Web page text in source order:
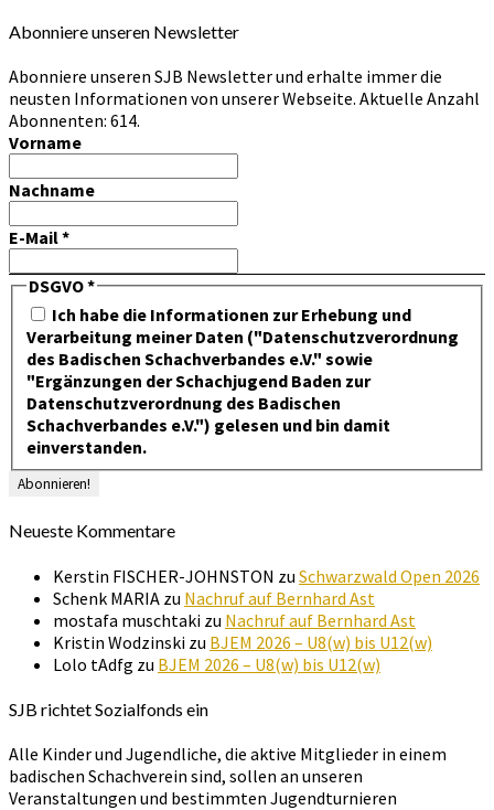
Abonniere unseren Newsletter
Abonniere unseren SJB Newsletter und erhalte immer die
neusten Informationen von unserer Webseite. Aktuelle Anzahl
Abonnenten: 614.
Vorname
Nachname
E-Mail*
DSGVO*
Ich habe die Informationen zur Erhebung und
Verarbeitung meiner Daten ("Datenschutzverordnung
des Badischen Schachverbandes e.V." sowie
"Ergänzungen der Schachjugend Baden zur
Datenschutzverordnung des Badischen
Schachverbandes e.V.") gelesen und bin damit
einverstanden.
Neueste Kommentare
Kerstin FISCHER-JOHNSTON zu Schwarzwald Open 2026
Schenk MARIA zu Nachruf auf Bernhard Ast
mostafa muschtaki zu Nachruf auf Bernhard Ast
Kristin Wodzinski zu BJEM 2026 – U8(w) bis U12(w)
Lolo tAdfg zu BJEM 2026 – U8(w) bis U12(w)
SJB richtet Sozialfonds ein
Alle Kinder und Jugendliche, die aktive Mitglieder in einem
badischen Schachverein sind, sollen an unseren
Veranstaltungen und bestimmten Jugendturnieren